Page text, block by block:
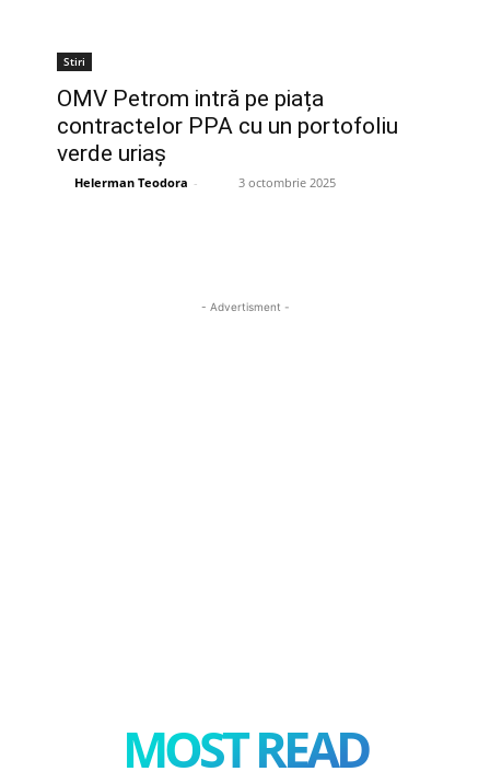
Stiri
OMV Petrom intră pe piața
contractelor PPA cu un portofoliu
verde uriaș
Helerman Teodora - 3 octombrie 2025
- Advertisment -
MOST READ